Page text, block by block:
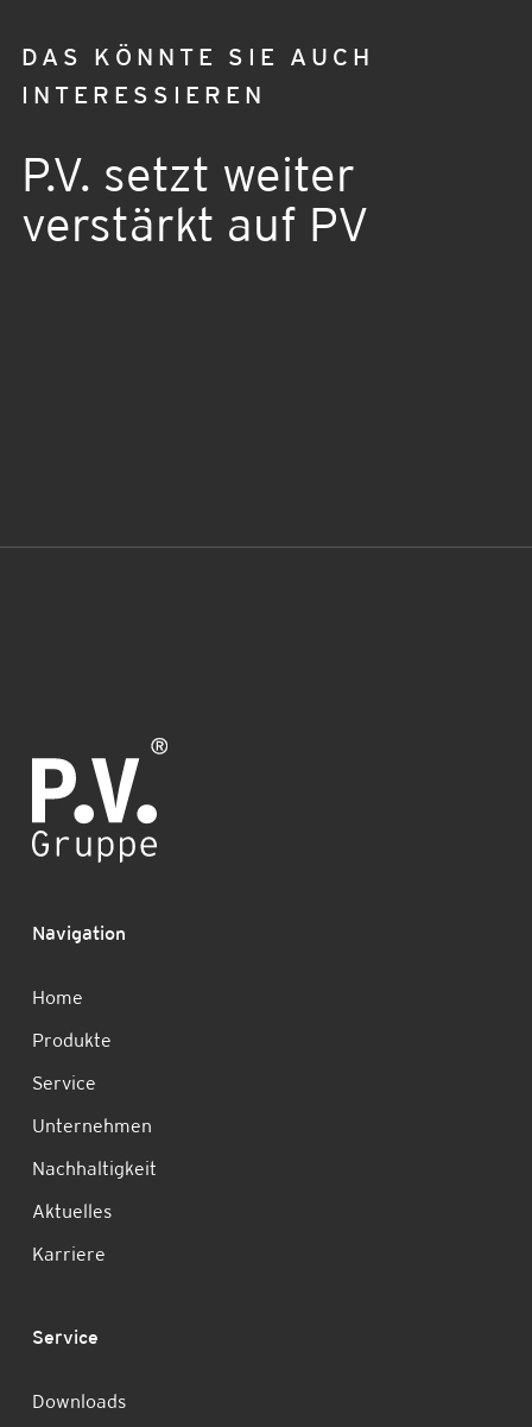
DAS KÖNNTE SIE AUCH
INTERESSIEREN
P.V. setzt weiter
verstärkt auf PV
Navigation
Home
Produkte
Service
Unternehmen
Nachhaltigkeit
Aktuelles
Karriere
Service
Downloads